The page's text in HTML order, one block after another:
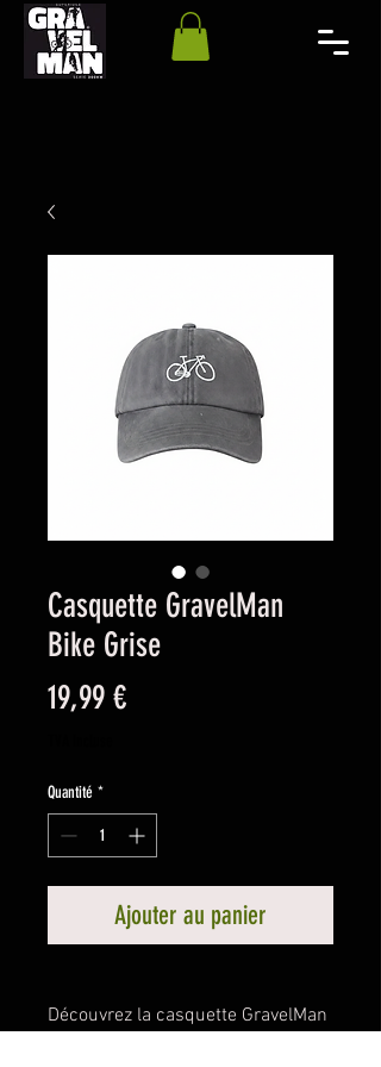
Casquette GravelMan
Bike Grise
19,99 €Prix
Quantité *
Ajouter au panier
Découvrez la casquette GravelMan